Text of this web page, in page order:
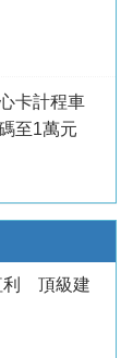
卡計程車
至1萬元
利 頂級建